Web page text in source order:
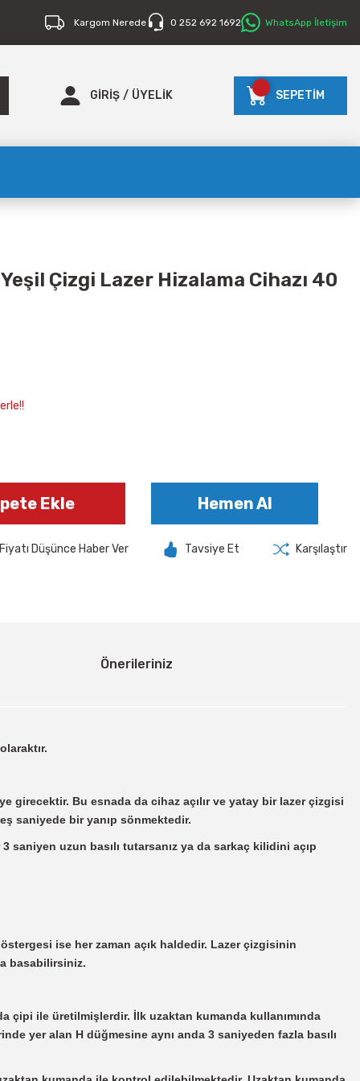
Kargom Nerede 0 252 692 1692 WhatsApp İletişim
GİRİŞ / ÜYELİK SEPETİM
Çizgi Lazer Hizalama Cihazı 40
Ekle Hemen Al
Fiyatı Düşünce Haber Ver Tavsiye Et Karşılaştır
Önerileriniz
girecektir. Bu esnada da cihaz açılır ve yatay bir lazer çizgisi
saniyede bir yanıp sönmektedir.
uzun basılı tutarsanız ya da sarkaç kilidini açıp
ise her zaman açık haldedir. Lazer çizgisinin
basabilirsiniz.
çipi ile üretilmişlerdir. İlk uzaktan kumanda kullanımında
yer alan H düğmesine aynı anda 3 saniyeden fazla basılı